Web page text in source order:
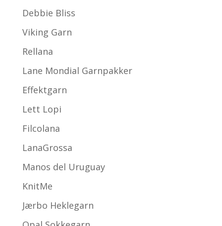
Debbie Bliss
Viking Garn
Rellana
Lane Mondial Garnpakker
Effektgarn
Lett Lopi
Filcolana
LanaGrossa
Manos del Uruguay
KnitMe
Jærbo Heklegarn